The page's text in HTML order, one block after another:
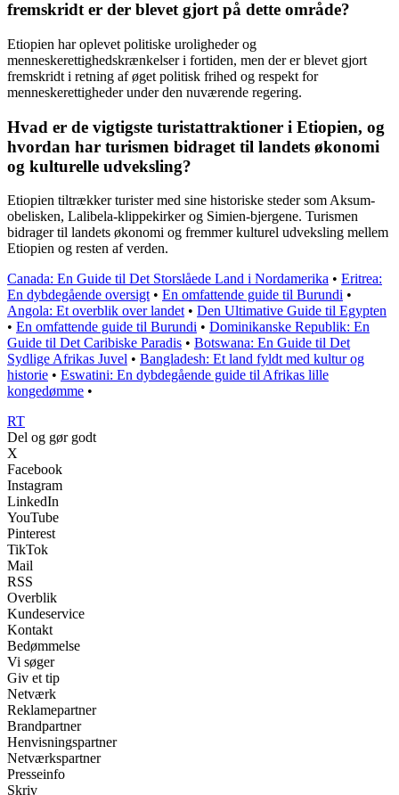
fremskridt er der blevet gjort på dette område?
Etiopien har oplevet politiske uroligheder og
menneskerettighedskrænkelser i fortiden, men der er blevet gjort
fremskridt i retning af øget politisk frihed og respekt for
menneskerettigheder under den nuværende regering.
Hvad er de vigtigste turistattraktioner i Etiopien, og
hvordan har turismen bidraget til landets økonomi
og kulturelle udveksling?
Etiopien tiltrækker turister med sine historiske steder som Aksum-
obelisken, Lalibela-klippekirker og Simien-bjergene. Turismen
bidrager til landets økonomi og fremmer kulturel udveksling mellem
Etiopien og resten af verden.
Canada: En Guide til Det Storslåede Land i Nordamerika • Eritrea:
En dybdegående oversigt• En omfattende guide til Burundi •
Angola: Et overblik over landet• Den Ultimative Guide til Egypten
• En omfattende guide til Burundi • Dominikanske Republik: En
Guide til Det Caribiske Paradis • Botswana: En Guide til Det
Sydlige Afrikas Juvel • Bangladesh: Et land fyldt med kultur og
historie • Eswatini: En dybdegående guide til Afrikas lille
kongedømme •
RT
Del og gør godt
X
Facebook
Instagram
LinkedIn
YouTube
Pinterest
TikTok
Mail
RSS
Overblik
Kundeservice
Kontakt
Bedømmelse
Vi søger
Giv et tip
Netværk
Reklamepartner
Brandpartner
Henvisningspartner
Netværkspartner
Presseinfo
Skriv